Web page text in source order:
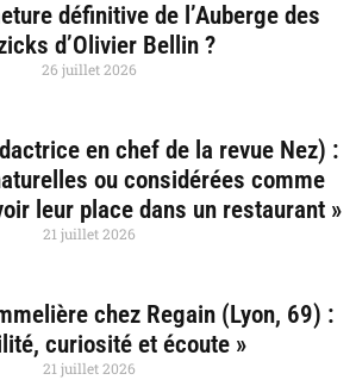
définitive de l’Auberge des
d’Olivier Bellin ?
26 juillet 2026
en chef de la revue Nez) :
ou considérées comme
leur place dans un restaurant »
21 juillet 2026
chez Regain (Lyon, 69) :
curiosité et écoute »
21 juillet 2026